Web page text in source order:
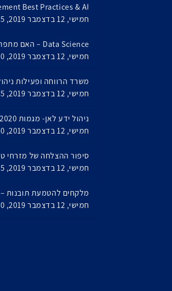
Best Practices & AI
חמישי, 12 בדצמבר 2019, 10:45
Data Science – האם מתפתחת כאן דיסציפלינה חדשה?
חמישי, 12 בדצמבר 2019, 11:00
משרד הרווחה ופעילות
חמישי, 12 בדצמבר 2019, 11:15
ניהול ידע לאן- מגמות 2020
חמישי, 12 בדצמבר 2019, 12:00
סיפור ההצלחה של מזרחי
חמישי, 12 בדצמבר 2019, 12:15
מלקחים להטמעת תובנות
חמישי, 12 בדצמבר 2019, 12:30